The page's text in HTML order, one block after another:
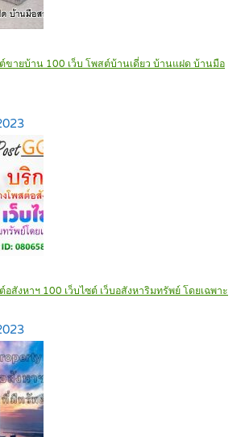
ขายบ้าน 100 เว็บ โพสต์บ้านเดี่ยว บ้านแฝด บ้านมือ
สังหาฯ 100 เว็บไซต์ เว็บอสังหาริมทรัพย์ โดยเฉพาะ